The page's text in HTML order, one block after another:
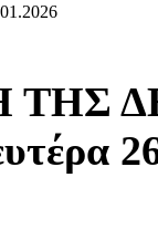
ΤΗΣ